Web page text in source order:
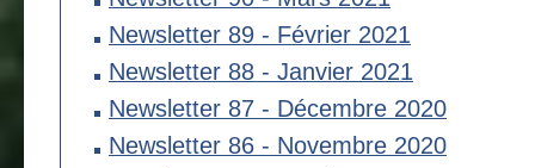
Newsletter 89 - Février 2021
Newsletter 88 - Janvier 2021
Newsletter 87 - Décembre 2020
Newsletter 86 - Novembre 2020